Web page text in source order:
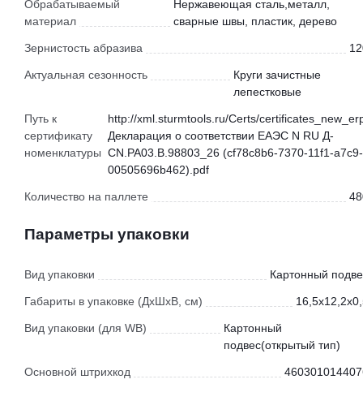
Обрабатываемый
материал
Нержавеющая сталь,металл,
сварные швы, пластик, дерево
Зернистость абразива
Актуальная сезонность
Круги зачистные
лепестковые
Путь к
сертификату
номенклатуры
http://xml.sturmtools.ru/Certs/
Декларация о соответствии ЕАЭС N RU Д-
CN.РА03.В.98803_26 (cf78c8b6-7370-11f1-a7c9-
00505696b462).pdf
Количество на паллете
Параметры упаковки
Вид упаковки Картонный
Габариты в упаковке (ДхШхВ, см)
Вид упаковки (для WB)
Картонный
подвес(открытый тип)
Основной штрихкод